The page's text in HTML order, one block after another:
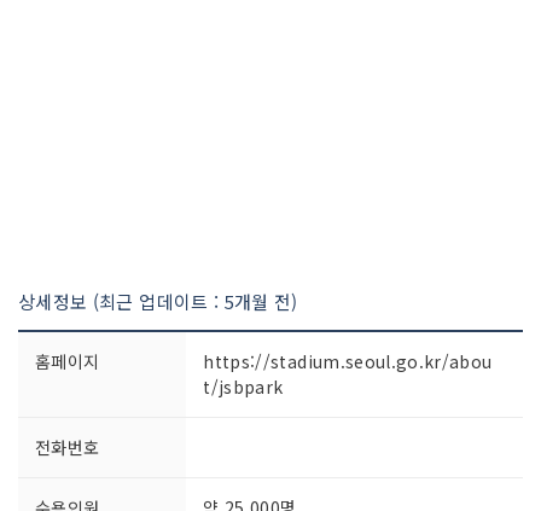
상세정보 (최근 업데이트 : 5개월 전)
홈페이지
https://stadium.seoul.go.kr/abou
t/jsbpark
전화번호